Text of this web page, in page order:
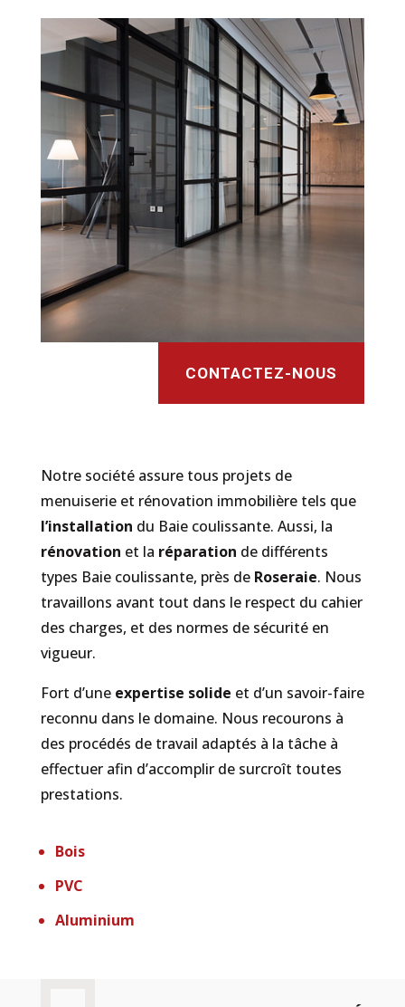
CONTACTEZ-NOUS
Notre société assure tous projets de
menuiserie et rénovation immobilière tels que
l’installation du Baie coulissante. Aussi, la
rénovation et la réparation de différents
types Baie coulissante, près de Roseraie. Nous
travaillons avant tout dans le respect du cahier
des charges, et des normes de sécurité en
vigueur.
Fort d’une expertise solide et d’un savoir-faire
reconnu dans le domaine. Nous recourons à
des procédés de travail adaptés à la tâche à
effectuer afin d’accomplir de surcroît toutes
prestations.
Bois
PVC
Aluminium